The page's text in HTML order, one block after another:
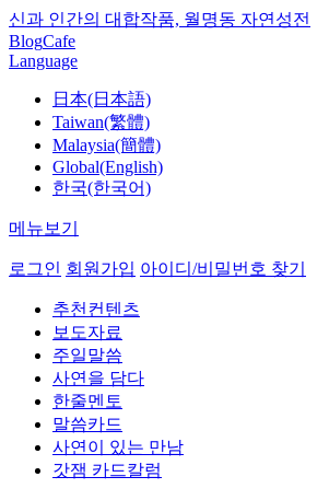
신과 인간의 대합작품, 월명동 자연성전
BlogCafe
Language
日本(日本語)
Taiwan(繁體)
Malaysia(簡體)
Global(English)
한국(한국어)
메뉴보기
로그인 회원가입 아이디/비밀번호 찾기
추천컨텐츠
보도자료
주일말씀
사연을 담다
한줄멘토
말씀카드
사연이 있는 만남
갓잼 카드칼럼